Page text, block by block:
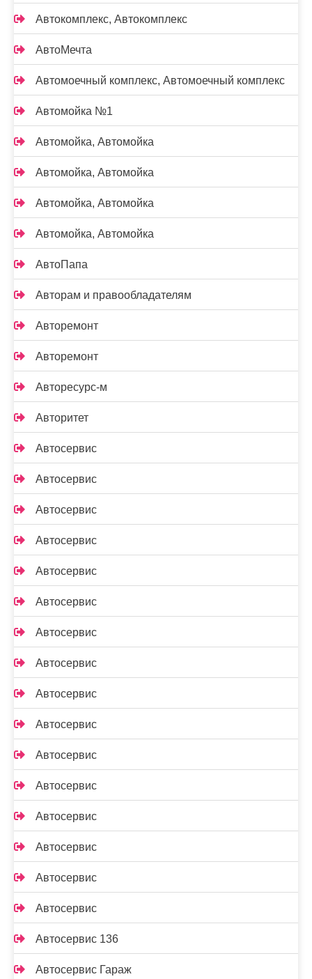
Автокомплекс, Автокомплекс
АвтоМечта
Автомоечный комплекс, Автомоечный комплекс
Автомойка №1
Автомойка, Автомойка
Автомойка, Автомойка
Автомойка, Автомойка
Автомойка, Автомойка
АвтоПапа
Авторам и правообладателям
Авторемонт
Авторемонт
Авторесурс-м
Авторитет
Автосервис
Автосервис
Автосервис
Автосервис
Автосервис
Автосервис
Автосервис
Автосервис
Автосервис
Автосервис
Автосервис
Автосервис
Автосервис
Автосервис
Автосервис
Автосервис
Автосервис 136
Автосервис Гараж